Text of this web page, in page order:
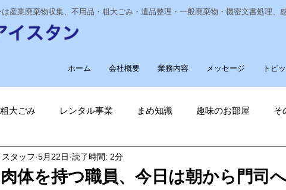
産業廃棄物収集、不用品・粗大ごみ・遺品整理・一般廃棄物・機密文書処理、
ホーム 会社概要 業務内容 メッセージ トピ
粗大ごみ レンタル事業 まめ知識 趣味のお部屋 そ
経費削減 ナノゾーン
体を持つ職員、今日は朝から門司へ
タッフ 5月22日 読了時間: 2分